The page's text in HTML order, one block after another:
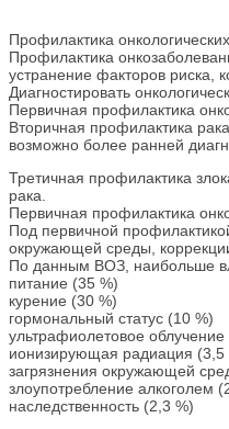
​Профилактика
​Профилактика
устранение факторов риска,
​Диагностировать
​Первичная профилактика
​Вторичная профилактика
возможно более ранней
​Третичная профилактика
рака.
​Первичная профилактика
​Под первичной
окружающей среды,
​По данным ВОЗ, наибольше
​питание (35 %)
​курение (30 %)
​гормональный статус (10 %)
​ультрафиолетовое облучение
​ионизирующая радиация (3,5
​загрязнения окружающей
​злоупотребление алкоголем
​наследственность (2,3 %)